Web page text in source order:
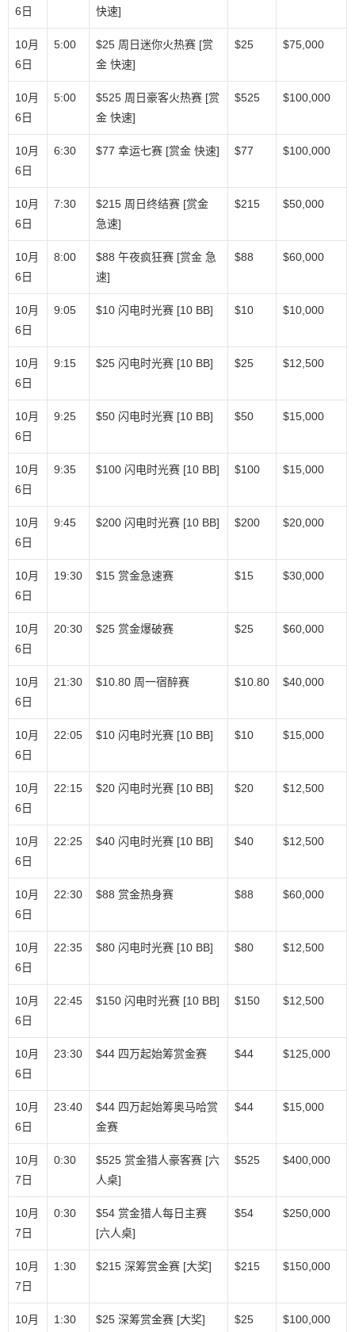
6日 快速]
10月
6日
5:00
$25 周日迷你火热赛 [赏
金 快速]
$25 $75,000
10月
6日
5:00
$525 周日豪客火热赛 [赏
金 快速]
$525 $100,000
10月
6日
6:30 $77 幸运七赛 [赏金 快速] $77 $100,000
10月
6日
7:30
$215 周日终结赛 [赏金
急速]
$215 $50,000
10月
6日
8:00
$88 午夜疯狂赛 [赏金 急
速]
$88 $60,000
10月
6日
9:05 $10 闪电时光赛 [10 BB] $10 $10,000
10月
6日
9:15 $25 闪电时光赛 [10 BB] $25 $12,500
10月
6日
9:25 $50 闪电时光赛 [10 BB] $50 $15,000
10月
6日
9:35 $100 闪电时光赛 [10 BB] $100 $15,000
10月
6日
9:45 $200 闪电时光赛 [10 BB] $200 $20,000
10月
6日
19:30 $15 赏金急速赛 $15 $30,000
10月
6日
20:30 $25 赏金爆破赛 $25 $60,000
10月
6日
21:30 $10.80 周一宿醉赛 $10.80 $40,000
10月
6日
22:05 $10 闪电时光赛 [10 BB] $10 $15,000
10月
6日
22:15 $20 闪电时光赛 [10 BB] $20 $12,500
10月
6日
22:25 $40 闪电时光赛 [10 BB] $40 $12,500
10月
6日
22:30 $88 赏金热身赛 $88 $60,000
10月
6日
22:35 $80 闪电时光赛 [10 BB] $80 $12,500
10月
6日
22:45 $150 闪电时光赛 [10 BB] $150 $12,500
10月
6日
23:30 $44 四万起始筹赏金赛 $44 $125,000
10月
6日
23:40
$44 四万起始筹奥马哈赏
金赛
$44 $15,000
10月
7日
0:30
$525 赏金猎人豪客赛 [六
人桌]
$525 $400,000
10月
7日
0:30
$54 赏金猎人每日主赛
[六人桌]
$54 $250,000
10月
7日
1:30 $215 深筹赏金赛 [大奖] $215 $150,000
10月
1:30 $25 深筹赏金赛 [大奖] $25 $100,000